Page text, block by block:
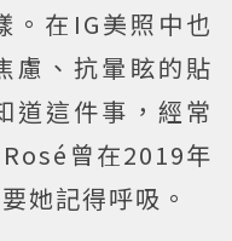
。在IG美照中也
慮、抗暈眩的貼
道這件事，經常
曾在2019年
她記得呼吸。